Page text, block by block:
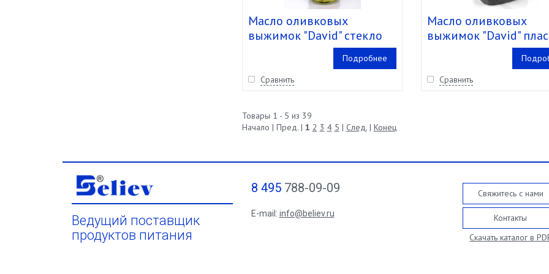
Масло оливковых
выжимок "David" стекло
(1,375 кг/1000 мл) кор 12
Подробнее
Сравнить
Масло оливковых
выжимок "David"
(5.1 кг/5 л) кор. 2 шт.
Сравнить
Товары 1 - 5 из 39
Начало | Пред. | 1 2 3 4 5 | След.| Конец
Ведущий поставщик
продуктов питания
8 495788-09-09
E-mail: info@believ.ru
Свяжитесь с нами
Контакты
Скачать каталог в